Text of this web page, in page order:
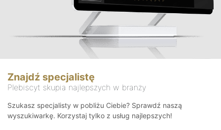
Znajdź specjalistę
Plebiscyt skupia najlepszych w branży
Szukasz specjalisty w pobliżu Ciebie? Sprawdź naszą
wyszukiwarkę. Korzystaj tylko z usług najlepszych!